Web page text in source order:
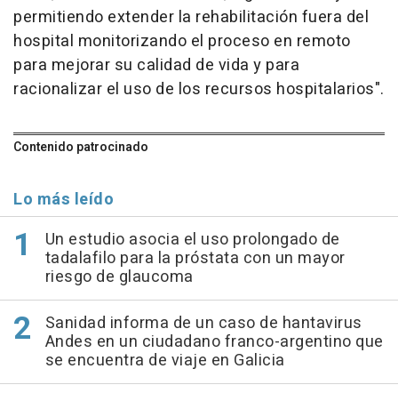
permitiendo extender la rehabilitación fuera del
hospital monitorizando el proceso en remoto
para mejorar su calidad de vida y para
racionalizar el uso de los recursos hospitalarios".
Contenido patrocinado
Lo más leído
Un estudio asocia el uso prolongado de
tadalafilo para la próstata con un mayor
riesgo de glaucoma
Sanidad informa de un caso de hantavirus
Andes en un ciudadano franco-argentino que
se encuentra de viaje en Galicia